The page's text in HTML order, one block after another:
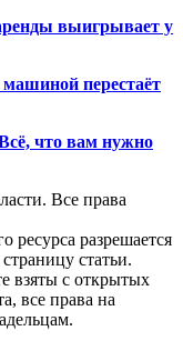
выигрывает у
перестаёт
что вам нужно
Все права
ресурса разрешается
статьи.
взяты с открытых
все права на